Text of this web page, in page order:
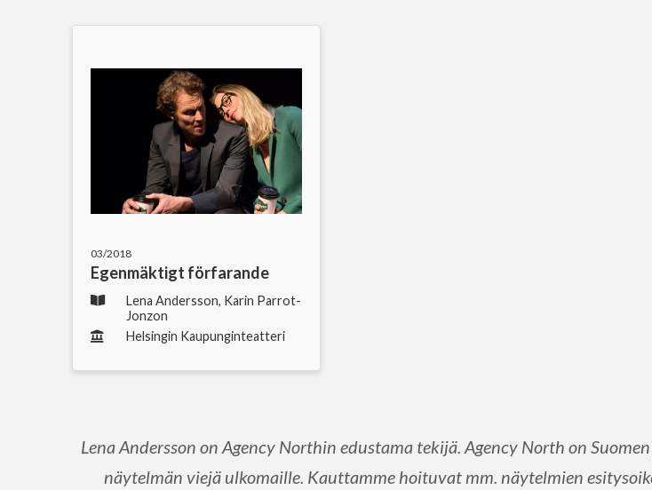
03/2018
Egenmäktigt förfarande
Lena Andersson, Karin Parrot-
Jonzon
Helsingin Kaupunginteatteri
Lena Andersson on Agency Northin edustama tekijä. Agency North on
näytelmän viejä ulkomaille. Kauttamme hoituvat mm. näytelmien